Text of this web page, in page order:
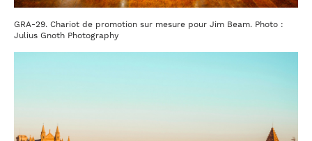
GRA-29. Chariot de promotion sur mesure pour Jim Beam. Photo :
Julius Gnoth Photography